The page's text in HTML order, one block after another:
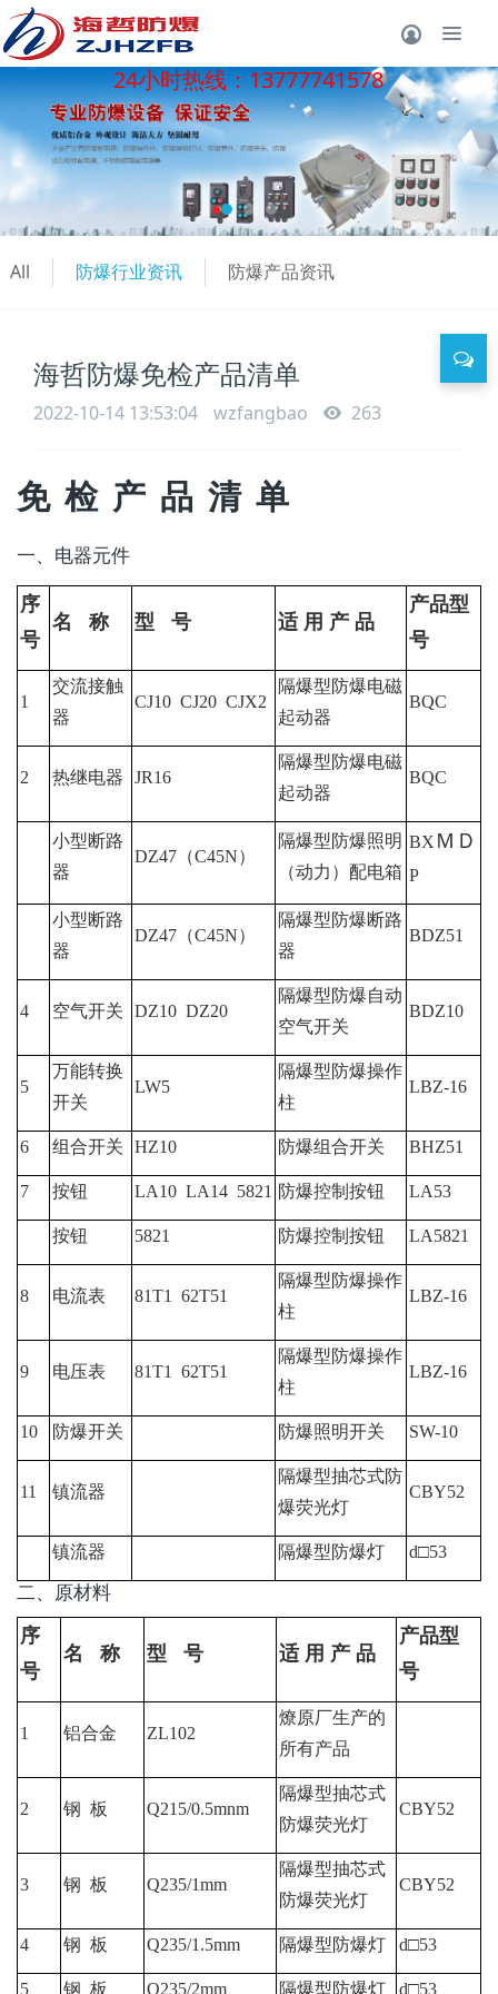
24小时热线：13777741578
All 防爆行业资讯 防爆产品资讯
海哲防爆免检产品清单
2022-10-14 13:53:04 wzfangbao 263
免 检 产 品 清 单
一、电器元件
序
号
名 称 型 号 适 用 产 品
产品型
号
1
交流接触
器
CJ10 CJ20 CJX2
隔爆型防爆电磁
起动器
BQC
2 热继电器 JR16
隔爆型防爆电磁
起动器
BQC
小型断路
器
DZ47 （C45N）
隔爆型防爆照明
（动力）配电箱
BX ＭＤ
P
小型断路
器
DZ47 （C45N）
隔爆型防爆断路
器
BDZ51
4 空气开关 DZ10 DZ20
隔爆型防爆自动
空气开关
BDZ10
5
万能转换
开关
LW5
隔爆型防爆操作
柱
LBZ-16
6 组合开关 HZ10 防爆组合开关 BHZ51
7 按钮 LA10 LA14 5821 防爆控制按钮 LA53
按钮 5821 防爆控制按钮 LA5821
8 电流表 81T1 62T51
隔爆型防爆操作
柱
LBZ-16
9 电压表 81T1 62T51
隔爆型防爆操作
柱
LBZ-16
10 防爆开关 防爆照明开关 SW-10
11 镇流器
隔爆型抽芯式防
爆荧光灯
CBY52
镇流器 隔爆型防爆灯 d□53
二、原材料
序
号
名 称 型 号 适 用 产 品
产品型
号
1 铝合金 ZL102
燎原厂生产的
所有产品
2 钢 板 Q215/0.5mnm
隔爆型抽芯式
防爆荧光灯
CBY52
3 钢 板 Q235/1mm
隔爆型抽芯式
防爆荧光灯
CBY52
4 钢 板 Q235/1.5mm 隔爆型防爆灯 d□53
5 钢 板 Q235/2mm 隔爆型防爆灯 d□53